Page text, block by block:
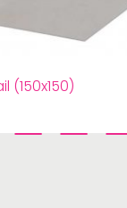
(150x150)